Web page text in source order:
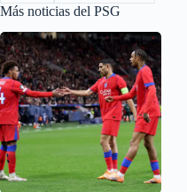
Más noticias del PSG